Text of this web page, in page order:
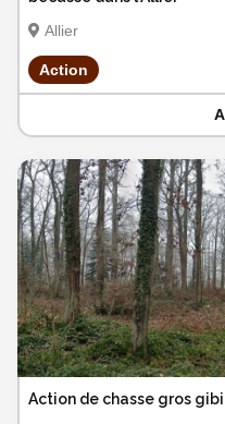
Allier
Action
Action de chasse gros